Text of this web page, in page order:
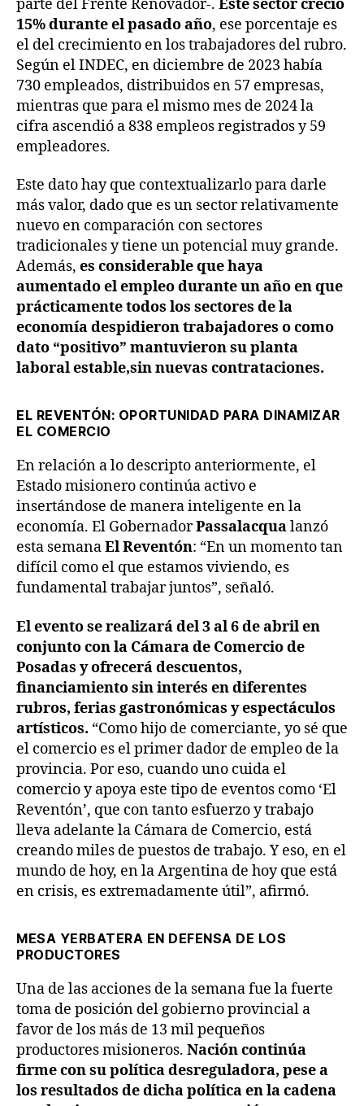
parte del Frente Renovador-. Este sector creció
15% durante el pasado año, ese porcentaje es
el del crecimiento en los trabajadores del rubro.
Según el INDEC, en diciembre de 2023 había
730 empleados, distribuidos en 57 empresas,
mientras que para el mismo mes de 2024 la
cifra ascendió a 838 empleos registrados y 59
empleadores.
Este dato hay que contextualizarlo para darle
más valor, dado que es un sector relativamente
nuevo en comparación con sectores
tradicionales y tiene un potencial muy grande.
Además, es considerable que haya
aumentado el empleo durante un año en que
prácticamente todos los sectores de la
economía despidieron trabajadores o como
dato “positivo” mantuvieron su planta
laboral estable,sin nuevas contrataciones.
EL REVENTÓN: OPORTUNIDAD PARA DINAMIZAR
EL COMERCIO
En relación a lo descripto anteriormente, el
Estado misionero continúa activo e
insertándose de manera inteligente en la
economía. El GobernadorPassalacqualanzó
esta semanaEl Reventón: “En un momento tan
difícil como el que estamos viviendo, es
fundamental trabajar juntos”, señaló.
El evento se realizará del 3 al 6 de abril en
conjunto con la Cámara de Comercio de
Posadas y ofrecerá descuentos,
financiamiento sin interés en diferentes
rubros, ferias gastronómicas y espectáculos
artísticos. “Como hijo de comerciante, yo sé que
el comercio es el primer dador de empleo de la
provincia. Por eso, cuando uno cuida el
comercio y apoya este tipo de eventos como ‘El
Reventón’, que con tanto esfuerzo y trabajo
lleva adelante la Cámara de Comercio, está
creando miles de puestos de trabajo. Y eso, en el
mundo de hoy, en la Argentina de hoy que está
en crisis, es extremadamente útil”, afirmó.
MESA YERBATERA EN DEFENSA DE LOS
PRODUCTORES
Una de las acciones de la semana fue la fuerte
toma de posición del gobierno provincial a
favor de los más de 13 mil pequeños
productores misioneros. Nación continúa
firme con su política desreguladora, pese a
los resultados de dicha política en la cadena